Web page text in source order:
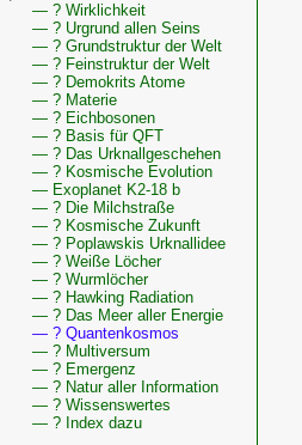
— ? Wirklichkeit
— ? Urgrund allen Seins
— ? Grundstruktur der Welt
— ? Feinstruktur der Welt
— ? Demokrits Atome
— ? Materie
— ? Eichbosonen
— ? Basis für QFT
— ? Das Urknallgeschehen
— ? Kosmische Evolution
— Exoplanet K2-18 b
— ? Die Milchstraße
— ? Kosmische Zukunft
— ? Poplawskis Urknallidee
— ? Weiße Löcher
— ? Wurmlöcher
— ? Hawking Radiation
— ? Das Meer aller Energie
— ? Quantenkosmos
— ? Multiversum
— ? Emergenz
— ? Natur aller Information
— ? Wissenswertes
— ? Index dazu